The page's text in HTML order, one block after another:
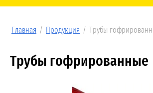
Главная / Продукция / Трубы
Трубы гофрированные